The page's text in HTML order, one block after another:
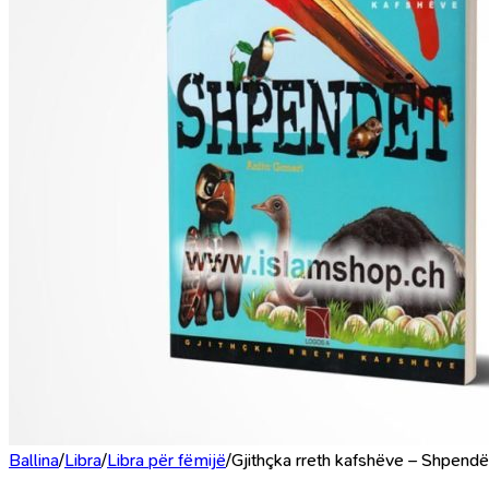
Ballina/Libra/Libra për fëmijë/Gjithçka rreth kafshëve –